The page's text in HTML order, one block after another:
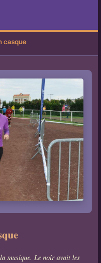
casque
musique. Le noir avait les